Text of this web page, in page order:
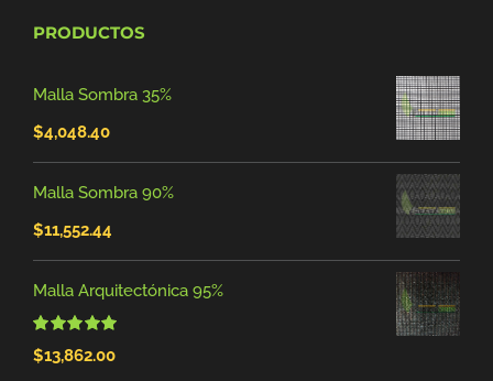
PRODUCTOS
Malla Sombra 35%
$4,048.40
Malla Sombra 90%
$11,552.44
Malla Arquitectónica 95%
Valorado
con5.00de 5
$13,862.00